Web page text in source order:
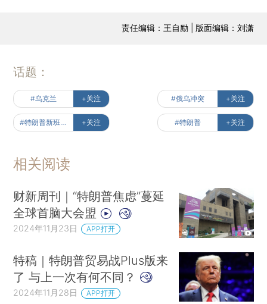
责任编辑：王自励 | 版面编辑：刘潇
话题：
#乌克兰 +关注 #俄乌冲突 +关注
+关注 #特朗普 +关注
相关阅读
财新周刊｜“特朗普焦虑”蔓延
全球首脑大会盟
2024年11月23日 APP打开
特稿｜特朗普贸易战Plus版来
了 与上一次有何不同？
2024年11月28日 APP打开